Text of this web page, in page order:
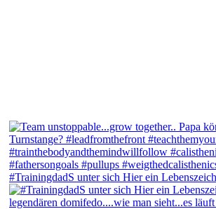
#TrainingdadS unter sich Hier ein